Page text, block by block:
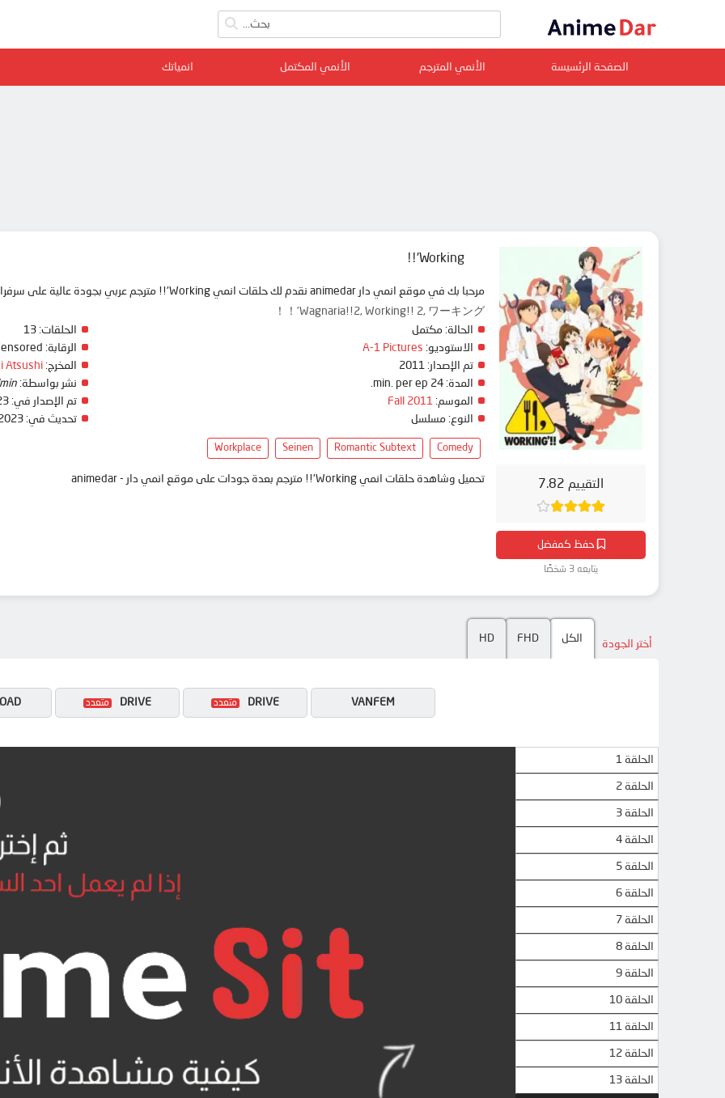
الصفحة الرئسيسة الأنمي المترجم الأنمي المكتمل انمياتك
التقييم 7.82
حفظ كمفضل
يتابعه 3 شخصًا
Working'!!
مرحبا بك في موقع انمي دار animedar نقدم لك حلقات انمي Working'!! مترجم عربي بجودة عالية على سرفرات متعددة, مشاهدة ممتعة
Wagnaria!!2, Working!! 2, ワーキング’！！
الحالة: مكتمل
الاستوديو: A-1 Pictures
تم الإصدار:
المدة:
الموسم: Fall 2011
النوع: مسلسل
الحلقات:
الرقابة:
المخرج: Atsushi
نشر بواسطة:
تم الإصدار في:
تحديث في:
Comedy
Romantic Subtext
Seinen
Workplace
تحميل وشاهدة حلقات انمي Working'!! مترجم بعدة جودات على موقع انمي دار - animedar
أختر الجودة الكل FHD
HD
VANFEM
DRIVE
DRIVE
الحلقة 1
الحلقة 2
الحلقة 3
الحلقة 4
الحلقة 5
الحلقة 6
الحلقة 7
الحلقة 8
الحلقة 9
الحلقة 10
الحلقة 11
الحلقة 12
الحلقة 13